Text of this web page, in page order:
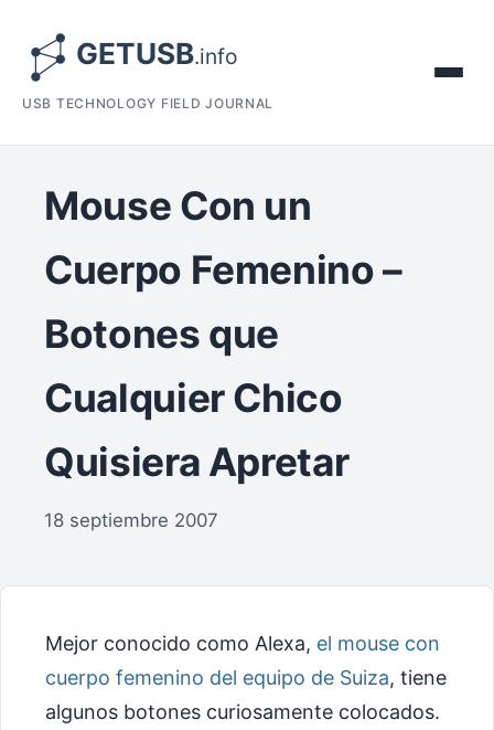
USB TECHNOLOGY FIELD JOURNAL
Mouse Con un
Cuerpo Femenino –
Botones que
Cualquier Chico
Quisiera Apretar
18 septiembre 2007
Mejor conocido como Alexa, el mouse con
cuerpo femenino del equipo de Suiza, tiene
algunos botones curiosamente colocados.